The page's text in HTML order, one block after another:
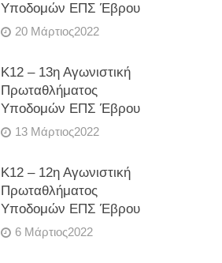
Υποδομών ΕΠΣ Έβρου
20 Μάρτιος2022
Κ12 – 13η Αγωνιστική
Πρωταθλήματος
Υποδομών ΕΠΣ Έβρου
13 Μάρτιος2022
Κ12 – 12η Αγωνιστική
Πρωταθλήματος
Υποδομών ΕΠΣ Έβρου
6 Μάρτιος2022